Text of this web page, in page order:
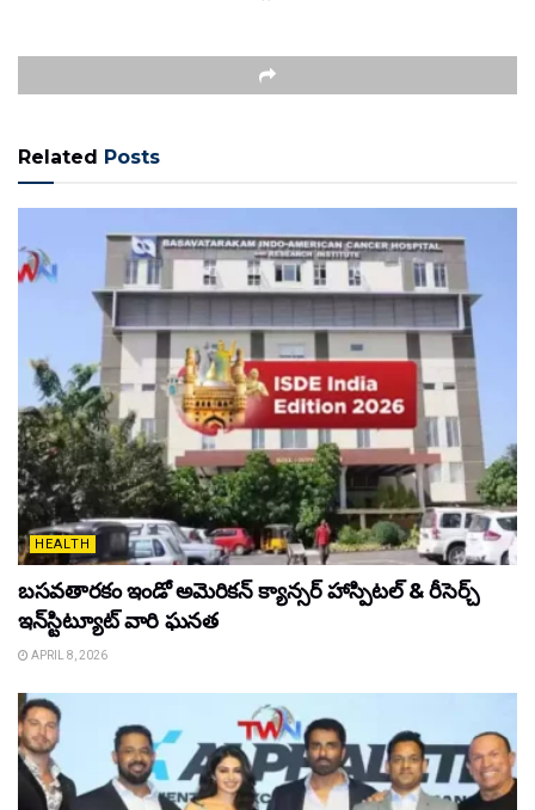
Related Posts
HEALTH
బసవతారకం ఇండో అమెరికన్ క్యాన్సర్ హాస్పిటల్ & రీసెర్చ్
ఇన్‌స్టిట్యూట్ వారి ఘనత
APRIL 8, 2026